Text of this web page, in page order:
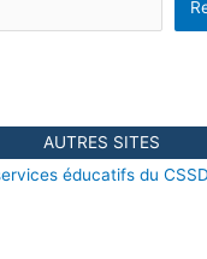
AUTRES SITES
éducatifs du